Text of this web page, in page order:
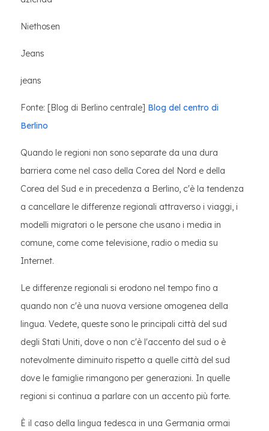
Niethosen
Jeans
jeans
Fonte: [Blog di Berlino centrale] Blog del centro di
Berlino
Quando le regioni non sono separate da una dura
barriera come nel caso della Corea del Nord e della
Corea del Sud e in precedenza a Berlino, c'è la tendenza
a cancellare le differenze regionali attraverso i viaggi, i
modelli migratori o le persone che usano i media in
comune, come come televisione, radio o media su
Internet.
Le differenze regionali si erodono nel tempo fino a
quando non c'è una nuova versione omogenea della
lingua. Vedete, queste sono le principali città del sud
degli Stati Uniti, dove o non c'è l'accento del sud o è
notevolmente diminuito rispetto a quelle città del sud
dove le famiglie rimangono per generazioni. In quelle
regioni si continua a parlare con un accento più forte.
È il caso della lingua tedesca in una Germania ormai